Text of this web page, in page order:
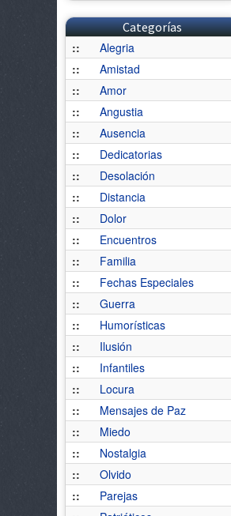
Categorías
::
Alegria
::
Amistad
::
Amor
::
Angustia
::
Ausencia
::
Dedicatorias
::
Desolación
::
Distancia
::
Dolor
::
Encuentros
::
Familia
::
Fechas Especiales
::
Guerra
::
Humorísticas
::
Ilusión
::
Infantiles
::
Locura
::
Mensajes de Paz
::
Miedo
::
Nostalgia
::
Olvido
::
Parejas